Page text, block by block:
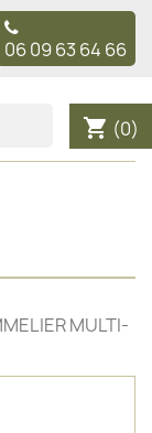
06 09 63 64 66
shopping_cart (0)
MULTI-